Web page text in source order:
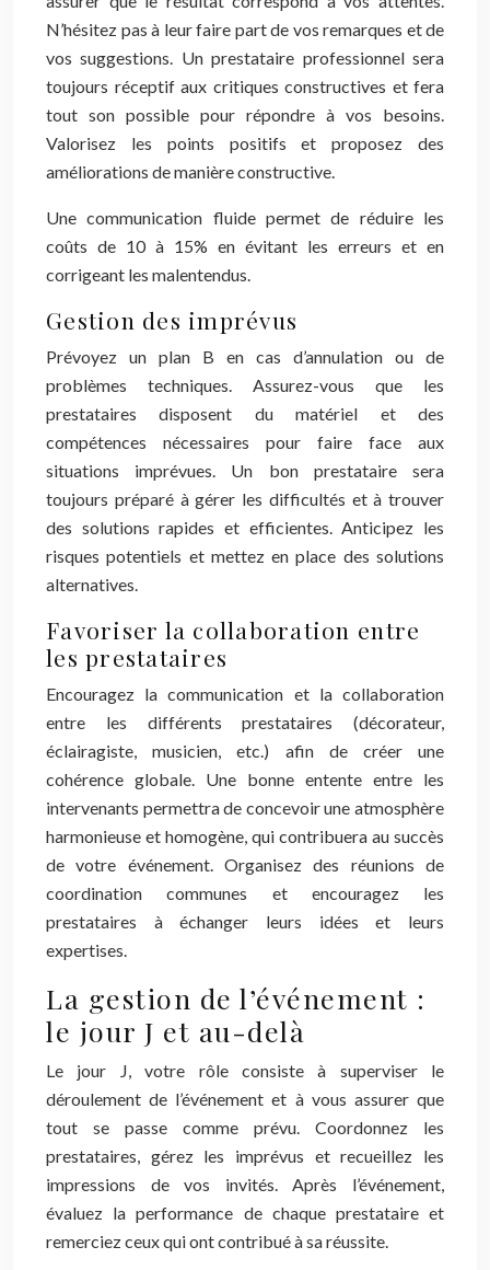
N’hésitez pas à leur faire part de vos remarques et de
vos suggestions. Un prestataire professionnel sera
toujours réceptif aux critiques constructives et fera
tout son possible pour répondre à vos besoins.
Valorisez les points positifs et proposez des
améliorations de manière constructive.
Une communication fluide permet de réduire les
coûts de 10 à 15% en évitant les erreurs et en
corrigeant les malentendus.
Gestion des imprévus
Prévoyez un plan B en cas d’annulation ou de
problèmes techniques. Assurez-vous que les
prestataires disposent du matériel et des
compétences nécessaires pour faire face aux
situations imprévues. Un bon prestataire sera
toujours préparé à gérer les difficultés et à trouver
des solutions rapides et efficientes. Anticipez les
risques potentiels et mettez en place des solutions
alternatives.
Favoriser la collaboration entre
les prestataires
Encouragez la communication et la collaboration
entre les différents prestataires (décorateur,
éclairagiste, musicien, etc.) afin de créer une
cohérence globale. Une bonne entente entre les
intervenants permettra de concevoir une atmosphère
harmonieuse et homogène, qui contribuera au succès
de votre événement. Organisez des réunions de
coordination communes et encouragez les
prestataires à échanger leurs idées et leurs
expertises.
La gestion de l’événement :
le jour J et au-delà
Le jour J, votre rôle consiste à superviser le
déroulement de l’événement et à vous assurer que
tout se passe comme prévu. Coordonnez les
prestataires, gérez les imprévus et recueillez les
impressions de vos invités. Après l’événement,
évaluez la performance de chaque prestataire et
remerciez ceux qui ont contribué à sa réussite.